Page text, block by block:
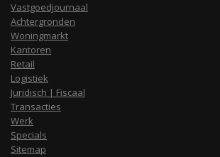
Vastgoedjournaal
Achtergronden
Woningmarkt
Kantoren
Retail
Logistiek
Juridisch | Fiscaal
Transacties
Werk
Specials
Sitemap